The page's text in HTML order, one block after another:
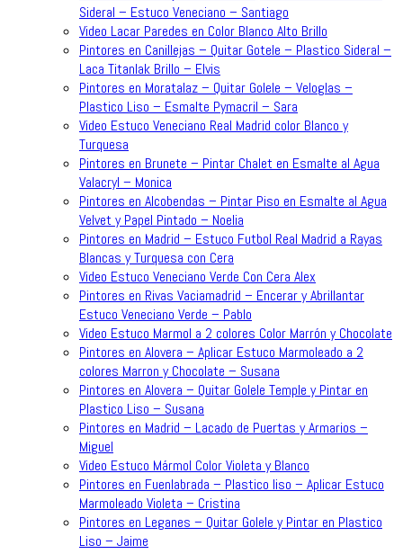
Sideral – Estuco Veneciano – Santiago
Video Lacar Paredes en Color Blanco Alto Brillo
Pintores en Canillejas – Quitar Gotele – Plastico Sideral –
Laca Titanlak Brillo – Elvis
Pintores en Moratalaz – Quitar Golele – Veloglas –
Plastico Liso – Esmalte Pymacril – Sara
Video Estuco Veneciano Real Madrid color Blanco y
Turquesa
Pintores en Brunete – Pintar Chalet en Esmalte al Agua
Valacryl – Monica
Pintores en Alcobendas – Pintar Piso en Esmalte al Agua
Velvet y Papel Pintado – Noelia
Pintores en Madrid – Estuco Futbol Real Madrid a Rayas
Blancas y Turquesa con Cera
Video Estuco Veneciano Verde Con Cera Alex
Pintores en Rivas Vaciamadrid – Encerar y Abrillantar
Estuco Veneciano Verde – Pablo
Video Estuco Marmol a 2 colores Color Marrón y Chocolate
Pintores en Alovera – Aplicar Estuco Marmoleado a 2
colores Marron y Chocolate – Susana
Pintores en Alovera – Quitar Golele Temple y Pintar en
Plastico Liso – Susana
Pintores en Madrid – Lacado de Puertas y Armarios –
Miguel
Video Estuco Mármol Color Violeta y Blanco
Pintores en Fuenlabrada – Plastico liso – Aplicar Estuco
Marmoleado Violeta – Cristina
Pintores en Leganes – Quitar Golele y Pintar en Plastico
Liso – Jaime